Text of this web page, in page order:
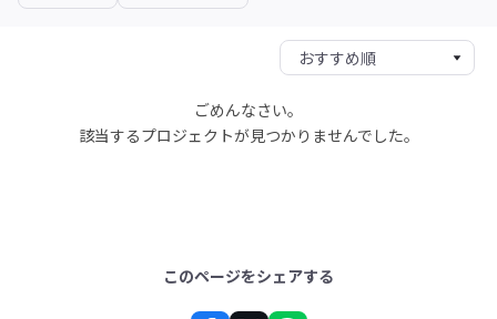
ごめんなさい。
該当するプロジェクトが見つかりませんでした。
このページをシェアする